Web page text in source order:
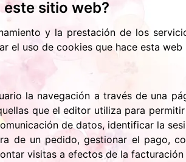
sitio web?
y la prestación de los
el uso de cookies que hace esta
la navegación a través de una
que el editor utiliza para
de datos, identificar la
de un pedido, gestionar el pago,
visitas a efectos de la